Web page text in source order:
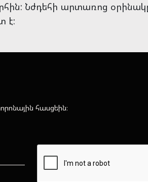
Նժդեհի արտառոց
է:
հասցեին։